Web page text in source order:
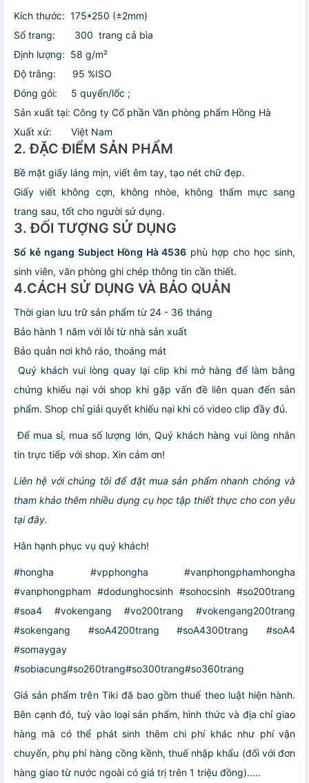
Kích thước: 175*250 (±2mm)
Số trang: 300 trang cả bìa
Định lượng: 58 g/m²
Độ trắng: 95 %ISO
Đóng gói: 5 quyển/lốc ;
Sản xuất tại: Công ty Cổ phần Văn phòng phẩm Hồng Hà
Xuất xứ: Việt Nam
2. ĐẶC ĐIỂM SẢN PHẨM
Bề mặt giấy láng mịn, viết êm tay, tạo nét chữ đẹp.
Giấy viết không cợn, không nhòe, không thấm mực sang
trang sau, tốt cho người sử dụng.
3. ĐỐI TƯỢNG SỬ DỤNG
Sổ kẻ ngang Subject Hồng Hà 4536 phù hợp cho học sinh,
sinh viên, văn phòng ghi chép thông tin cần thiết.
4.CÁCH SỬ DỤNG VÀ BẢO QUẢN
Thời gian lưu trữ sản phẩm từ 24 - 36 tháng
Bảo hành 1 năm với lỗi từ nhà sản xuất
Bảo quản nơi khô ráo, thoáng mát
️ Quý khách vui lòng quay lại clip khi mở hàng để làm bằng
chứng khiếu nại với shop khi gặp vấn đề liên quan đến sản
phẩm. Shop chỉ giải quyết khiếu nại khi có video clip đầy đủ.
️ Để mua sỉ, mua số lượng lớn, Quý khách hàng vui lòng nhắn
tin trực tiếp với shop. Xin cảm ơn!
Liên hệ với chúng tôi để đặt mua sản phẩm nhanh chóng và
tham khảo thêm nhiều dụng cụ học tập thiết thực cho con yêu
tại đây.
Hân hạnh phục vụ quý khách!
#hongha #vpphongha #vanphongphamhongha
#vanphongpham #dodunghocsinh #sohocsinh #so200trang
#soa4 #vokengang #vo200trang #vokengang200trang
#sokengang #soA4200trang #soA4300trang #soA4
#somaygay
#sobiacung#so260trang#so300trang#so360trang
Giá sản phẩm trên Tiki đã bao gồm thuế theo luật hiện hành.
Bên cạnh đó, tuỳ vào loại sản phẩm, hình thức và địa chỉ giao
hàng mà có thể phát sinh thêm chi phí khác như phí vận
chuyển, phụ phí hàng cồng kềnh, thuế nhập khẩu (đối với đơn
hàng giao từ nước ngoài có giá trị trên 1 triệu đồng).....